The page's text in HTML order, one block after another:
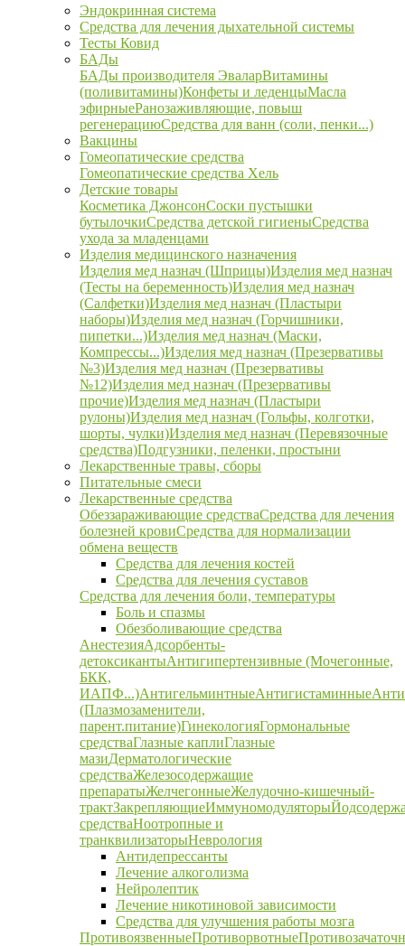
Эндокринная система
Средства для лечения дыхательной системы
Тесты Ковид
БАДы
БАДы производителя ЭваларВитамины
(поливитамины)Конфеты и леденцыМасла
эфирныеРанозаживляющие, повыш
регенерациюСредства для ванн (соли, пенки...)
Вакцины
Гомеопатические средства
Гомеопатические средства Хель
Детские товары
Косметика ДжонсонСоски пустышки
бутылочкиСредства детской гигиеныСредства
ухода за младенцами
Изделия медицинского назначения
Изделия мед назнач (Шприцы)Изделия мед назнач
(Тесты на беременность)Изделия мед назнач
(Салфетки)Изделия мед назнач (Пластыри
наборы)Изделия мед назнач (Горчишники,
пипетки...)Изделия мед назнач (Маски,
Компрессы...)Изделия мед назнач (Презервативы
№3)Изделия мед назнач (Презервативы
№12)Изделия мед назнач (Презервативы
прочие)Изделия мед назнач (Пластыри
рулоны)Изделия мед назнач (Гольфы, колготки,
шорты, чулки)Изделия мед назнач (Перевязочные
средства)Подгузники, пеленки, простыни
Лекарственные травы, сборы
Питательные смеси
Лекарственные средства
Обеззараживающие средстваСредства для лечения
болезней кровиСредства для нормализации
обмена веществ
Средства для лечения костей
Средства для лечения суставов
Средства для лечения боли, температуры
Боль и спазмы
Обезболивающие средства
АнестезияАдсорбенты-
детоксикантыАнтигипертензивные (Мочегонные,
БКК,
ИАПФ...)АнтигельминтныеАнтигистаминные
(Плазмозаменители,
парент.питание)ГинекологияГормональные
средстваГлазные каплиГлазные
мазиДерматологические
средстваЖелезосодержащие
препаратыЖелчегонныеЖелудочно-кишечный-
трактЗакрепляющиеИммуномодуляторы
средстваНоотропные и
транквилизаторыНеврология
Антидепрессанты
Лечение алкоголизма
Нейролептик
Лечение никотиновой зависимости
Средства для улучшения работы мозга
ПротивоязвенныеПротиворвотные